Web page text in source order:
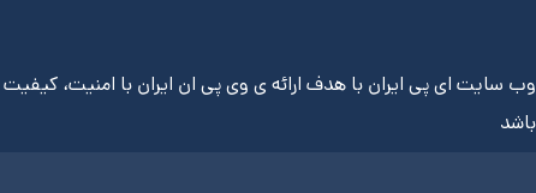
وب سایت ای پی ایران با هدف ارائه ی وی پی ان ایران با امنیت،
باشد